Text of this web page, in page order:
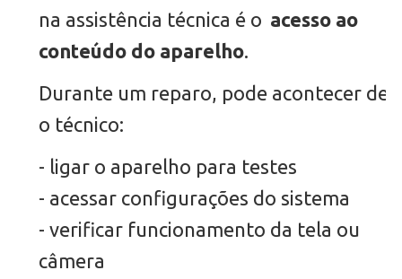
na assistência técnica é o acesso ao
conteúdo do aparelho.
Durante um reparo, pode acontecer de
o técnico:
- ligar o aparelho para testes
- acessar configurações do sistema
- verificar funcionamento da tela ou
câmera